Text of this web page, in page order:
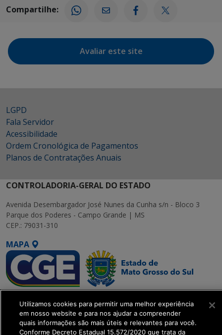
Compartilhe:
Avaliar este site
LGPD
Fala Servidor
Acessibilidade
Ordem Cronológica de Pagamentos
Planos de Contratações Anuais
CONTROLADORIA-GERAL DO ESTADO
Avenida Desembargador José Nunes da Cunha s/n - Bloco 3
Parque dos Poderes - Campo Grande | MS
CEP.: 79031-310
MAPA
SETDIG | Secretaria-
Executiva de
Transformação Digital
Utilizamos cookies para permitir uma melhor experiência
em nosso website e para nos ajudar a compreender
quais informações são mais úteis e relevantes para você.
Conforme Decreto Estadual 15.572/2020 que trata da